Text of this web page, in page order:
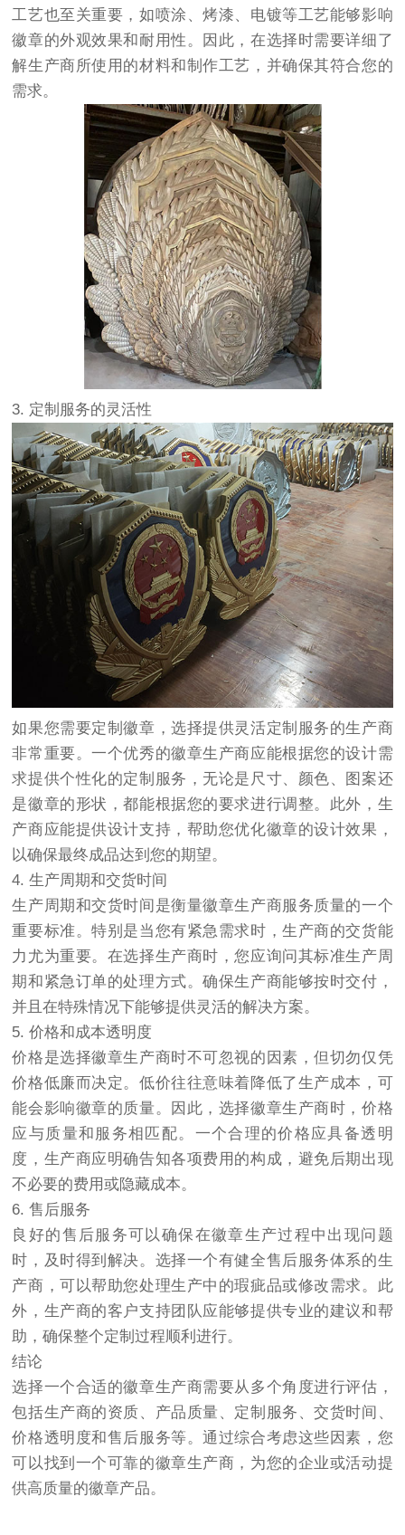
工艺也至关重要，如喷涂、烤漆、电镀等工艺能够影响
徽章的外观效果和耐用性。因此，在选择时需要详细了
解生产商所使用的材料和制作工艺，并确保其符合您的
需求。
3. 定制服务的灵活性
如果您需要定制徽章，选择提供灵活定制服务的生产商
非常重要。一个优秀的徽章生产商应能根据您的设计需
求提供个性化的定制服务，无论是尺寸、颜色、图案还
是徽章的形状，都能根据您的要求进行调整。此外，生
产商应能提供设计支持，帮助您优化徽章的设计效果，
以确保最终成品达到您的期望。
4. 生产周期和交货时间
生产周期和交货时间是衡量徽章生产商服务质量的一个
重要标准。特别是当您有紧急需求时，生产商的交货能
力尤为重要。在选择生产商时，您应询问其标准生产周
期和紧急订单的处理方式。确保生产商能够按时交付，
并且在特殊情况下能够提供灵活的解决方案。
5. 价格和成本透明度
价格是选择徽章生产商时不可忽视的因素，但切勿仅凭
价格低廉而决定。低价往往意味着降低了生产成本，可
能会影响徽章的质量。因此，选择徽章生产商时，价格
应与质量和服务相匹配。一个合理的价格应具备透明
度，生产商应明确告知各项费用的构成，避免后期出现
不必要的费用或隐藏成本。
6. 售后服务
良好的售后服务可以确保在徽章生产过程中出现问题
时，及时得到解决。选择一个有健全售后服务体系的生
产商，可以帮助您处理生产中的瑕疵品或修改需求。此
外，生产商的客户支持团队应能够提供专业的建议和帮
助，确保整个定制过程顺利进行。
结论
选择一个合适的徽章生产商需要从多个角度进行评估，
包括生产商的资质、产品质量、定制服务、交货时间、
价格透明度和售后服务等。通过综合考虑这些因素，您
可以找到一个可靠的徽章生产商，为您的企业或活动提
供高质量的徽章产品。